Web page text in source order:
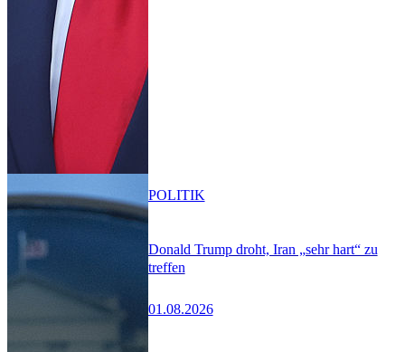
Donald Trump droht, Iran „sehr hart“ zu
treffen
01.08.2026
POLITIK